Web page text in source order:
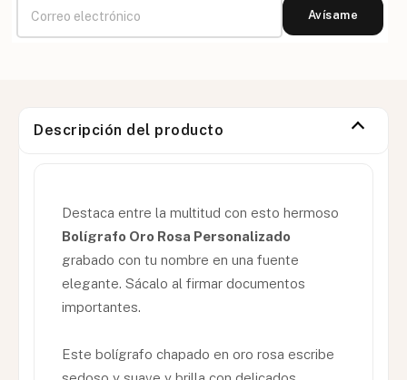
Avísame
Descripción del producto
Destaca entre la multitud con esto hermoso
Bolígrafo Oro Rosa Personalizado
grabado con tu nombre en una fuente
elegante. Sácalo al firmar documentos
importantes.
Este bolígrafo chapado en oro rosa escribe